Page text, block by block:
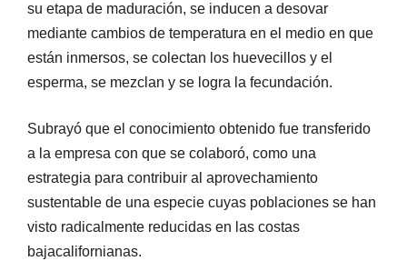
su etapa de maduración, se inducen a desovar
mediante cambios de temperatura en el medio en que
están inmersos, se colectan los huevecillos y el
esperma, se mezclan y se logra la fecundación.
Subrayó que el conocimiento obtenido fue transferido
a la empresa con que se colaboró, como una
estrategia para contribuir al aprovechamiento
sustentable de una especie cuyas poblaciones se han
visto radicalmente reducidas en las costas
bajacalifornianas.